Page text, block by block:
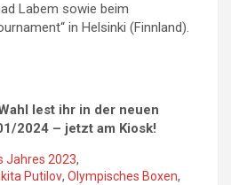
Labem sowie beim
in Helsinki (Finnland).
lest ihr in der neuen
2024 – jetzt am Kiosk!
Jahres 2023,
Putilov, Olympisches Boxen,